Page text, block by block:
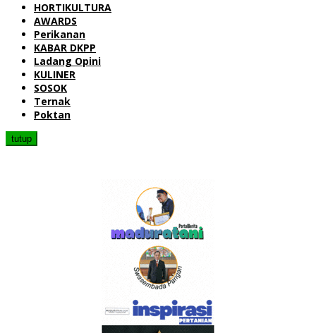
HORTIKULTURA
AWARDS
Perikanan
KABAR DKPP
Ladang Opini
KULINER
SOSOK
Ternak
Poktan
tutup